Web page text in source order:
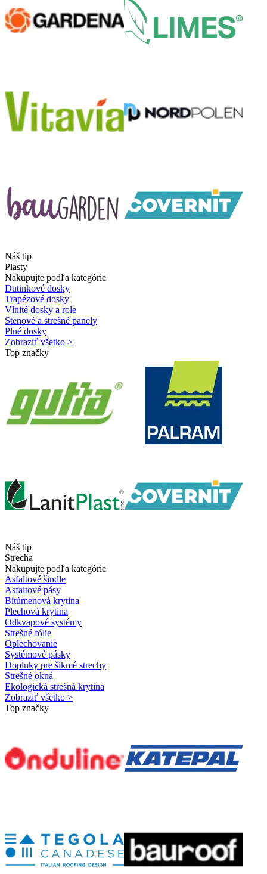
Náš tip
Plasty
Nakupujte podľa kategórie
Dutinkové dosky
Trapézové dosky
Vlnité dosky a role
Stenové a strešné panely
Plné dosky
Zobraziť všetko >
Top značky
Náš tip
Strecha
Nakupujte podľa kategórie
Asfaltové šindle
Asfaltové pásy
Bitúmenová krytina
Plechová krytina
Odkvapové systémy
Strešné fólie
Oplechovanie
Systémové pásky
Doplnky pre šikmé strechy
Strešné okná
Ekologická strešná krytina
Zobraziť všetko >
Top značky